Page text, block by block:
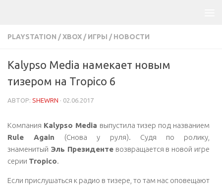
PLAYSTATION /XBOX / ИГРЫ / НОВОСТИ
Kalypso Media намекает новым
тизером на Tropico 6
АВТОР: SHEWRN · 02.06.2017
Компания Kalypso Media выпустила тизер под названием
Rule Again (Снова у руля). Судя по ролику,
знаменитый Эль Президентевозвращается в новой игре
серии Tropico.
Если прислушаться к радио в тизере, то там нас оповещают